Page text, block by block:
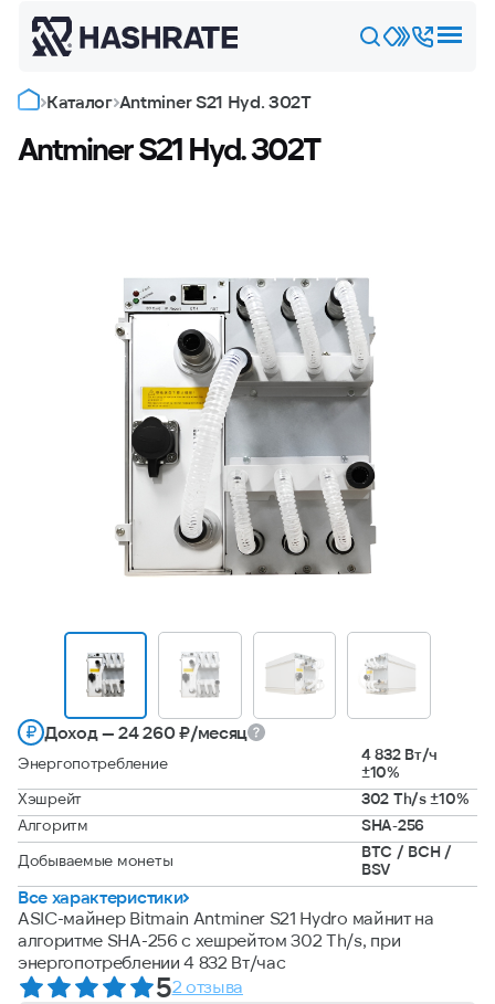
Каталог Antminer S21 Hyd. 302T
Antminer S21 Hyd. 302T
Доход — 24 260 ₽/месяц
Энергопотребление
4 832 Вт/ч
±10%
Хэшрейт
302 Th/s ±10%
Алгоритм
SHA-256
Добываемые монеты
BTC / BCH /
BSV
Все характеристики
ASIC-майнер Bitmain Antminer S21 Hydro майнит на
алгоритме SHA-256 с хешрейтом 302 Th/s, при
энергопотреблении 4 832 Вт/час
52 отзыва